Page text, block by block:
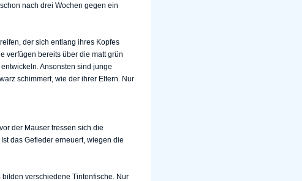
nach drei Wochen gegen ein
der sich entlang ihres Kopfes
verfügen bereits über die matt grün
Ansonsten sind junge
schimmert, wie der ihrer Eltern. Nur
der Mauser fressen sich die
das Gefieder erneuert, wiegen die
verschiedene Tintenfische. Nur